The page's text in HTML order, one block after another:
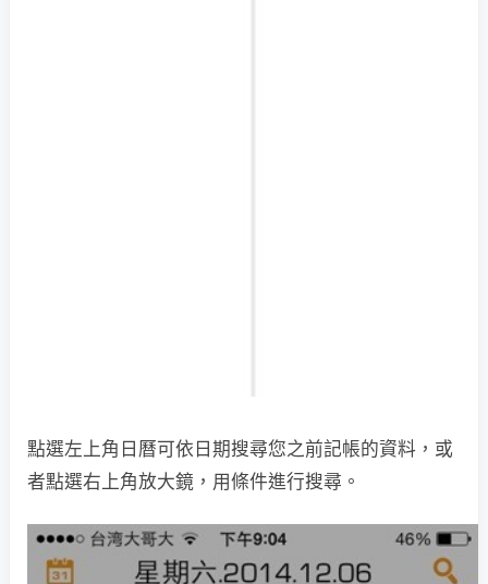
點選左上角日曆可依日期搜尋您之前記帳的資料，或
者點選右上角放大鏡，用條件進行搜尋。